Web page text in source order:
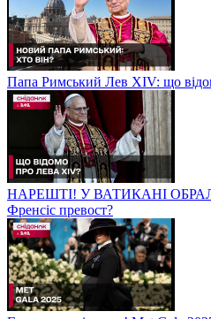
Папа Римський Лев XIV: що
НАРЕШТІ! У ВАТИКАНІ
Френсіс превост?